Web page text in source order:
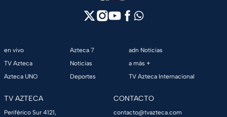
en vivo
TV Azteca
Azteca UNO
Azteca 7
Noticias
Deportes
adn Noticias
a más +
TV Azteca Internacional
TV AZTECA
Periférico Sur 4121,
CONTACTO
contacto@tvazteca.com